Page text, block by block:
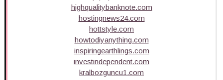
highqualitybanknote.com
hostingnews24.com
hottstyle.com
howtodiyanything.com
inspiringearthlings.com
investindependent.com
kralbozguncu1.com